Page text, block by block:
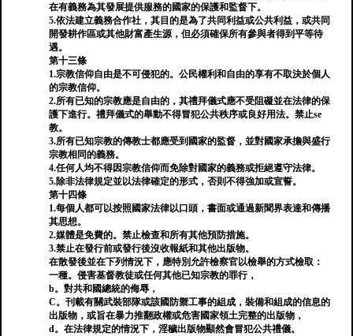
在有義務為其發展提供服務的國家的保護和監督下。
5.依法建立義務合作社，其目的是為了共同利益或公共利益，或共同
開發耕作區或其他財富產生源，但必須確保所有參與者得到平等待
遇。
第十三條
1.宗教信仰自由是​​不可侵犯的。公民權利和自由的享有不取決於個人
的宗教信仰。
2.所有已知的宗教應是自由的，其禮拜儀式應不受阻礙並在法律的保
護下進行。禮拜儀式的舉動不得冒犯公共秩序或良好用法。禁止se
教。
3.所有已知宗教的傳教士都應受到國家的監督，並對國家承擔與盛行
宗教相同的義務。
4.任何人均不得因宗教信仰而免除對國家的義務或拒絕遵守法律。
5.除非法律規定並以法律確定的形式，否則不得強加或宣誓。
第十四條
1.每個人都可以按照國家法律以口頭，書面或通過新聞界表達和傳播
其思想。
2.媒體是免費的。禁止檢查和所有其他預防措施。
3.禁止在發行前或發行後沒收報紙和其他出版物。
在散發後並在下列情況下，應特別允許檢察官以檢舉的方式檢取：
一種。侵害基督教徒或任何其他已知宗教的罪行，
b。對共和國總統的侮辱，
C。刊載有關武裝部隊或該國防禦工事的組成，裝備和組成的信息的
出版物，或旨在暴力推翻政權或危害國家領土完整的出版物，
d。在法律規定的情況下，淫穢出版物顯然會冒犯公共禮儀。